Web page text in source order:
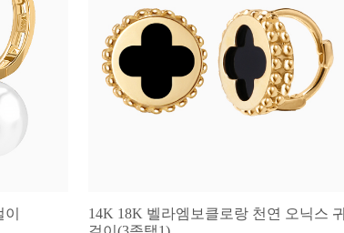
14K 18K 벨라엠보클로랑 천연 오닉스 귀